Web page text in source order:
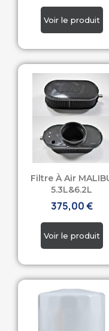
Filtre À Air MALIBU
5.3L&6.2L
375,00 €